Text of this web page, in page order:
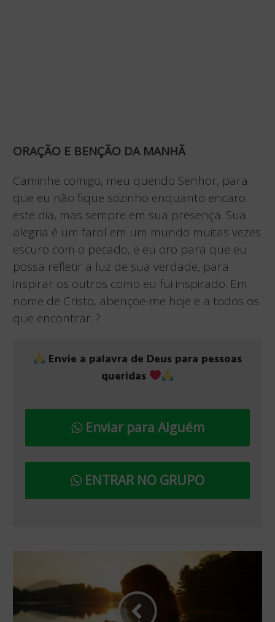
ORAÇÃO E BENÇÃO DA MANHÃ
Caminhe comigo, meu querido Senhor, para
que eu não fique sozinho enquanto encaro
este dia, mas sempre em sua presença. Sua
alegria é um farol em um mundo muitas vezes
escuro com o pecado, e eu oro para que eu
possa refletir a luz de sua verdade, para
inspirar os outros como eu fui inspirado. Em
nome de Cristo, abençoe-me hoje e a todos os
que encontrar. ?
Envie a palavra de Deus para pessoas
queridas
Enviar para Alguém
ENTRAR NO GRUPO